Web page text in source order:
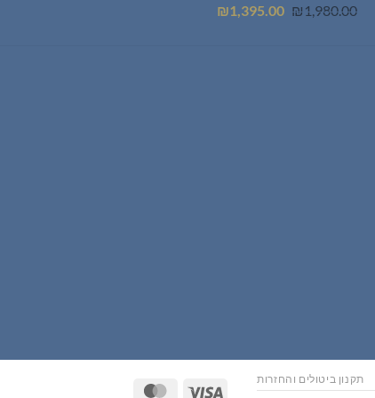
₪ 1,980.00
המחיר
₪1,395.00
המחיר
Visa
תקנון ביטולים והחזרות